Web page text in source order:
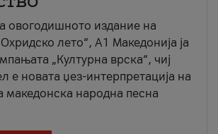
овогодишното издание на
лето“, А1 Македонија ја
„Културна врска“, чиј
е новата џез-интерпретација на
македонска народна песна